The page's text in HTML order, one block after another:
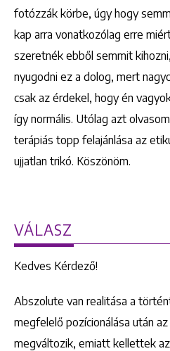
fotózzák körbe, úgy hogy
kap arra vonatkozólag erre
szeretnék ebből semmit
nyugodni ez a dolog, mert
csak az érdekel, hogy én
így normális. Utólag azt
terápiás topp felajánlása az
ujjatlan trikó. Köszönöm.
VÁLASZ
Kedves Kérdező!
Abszolute van realitása a
megfelelő pozícionálása után
megváltozik, emiatt kellettek